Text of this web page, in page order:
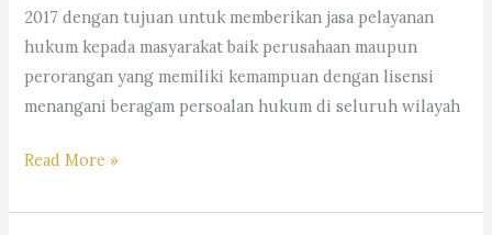
2017 dengan tujuan untuk memberikan jasa pelayanan
hukum kepada masyarakat baik perusahaan maupun
perorangan yang memiliki kemampuan dengan lisensi
menangani beragam persoalan hukum di seluruh wilayah
Rekomendasi
Hukum
Read More »